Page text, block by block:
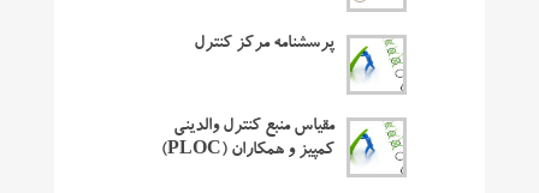
پرسشنامه مرکز کنترل
مقیاس منبع کنترل والدینی
کمپیز و همکاران (PLOC)